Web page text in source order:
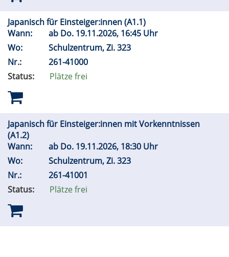
Japanisch für Einsteiger:innen (A1.1)
Wann:
ab Do. 19.11.2026, 16:45 Uhr
Wo:
Schulzentrum, Zi. 323
Nr.:
261-41000
Status:
Plätze frei
Japanisch für Einsteiger:innen mit Vorkenntnissen
(A1.2)
Wann:
ab Do. 19.11.2026, 18:30 Uhr
Wo:
Schulzentrum, Zi. 323
Nr.:
261-41001
Status:
Plätze frei